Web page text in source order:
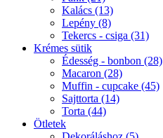
Kalács (13)
Lepény (8)
Tekercs - csiga (31)
Krémes sütik
Édesség - bonbon (28)
Macaron (28)
Muffin - cupcake (45)
Sajttorta (14)
Torta (44)
Ötletek